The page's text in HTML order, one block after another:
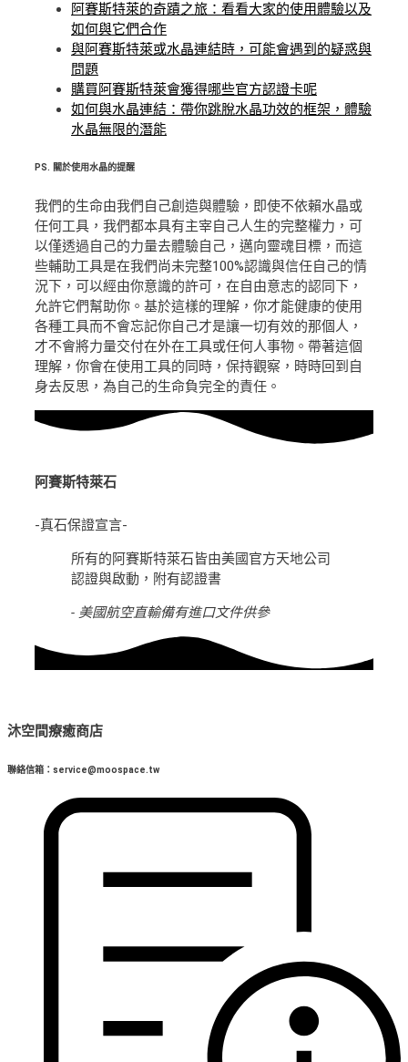
阿賽斯特萊的奇蹟之旅：看看大家的使用體驗以及
如何與它們合作
與阿賽斯特萊或水晶連結時，可能會遇到的疑惑與
問題
購買阿賽斯特萊會獲得哪些官方認證卡呢
如何與水晶連結：帶你跳脫水晶功效的框架，體驗
水晶無限的潛能
PS. 關於使用水晶的提醒
我們的生命由我們自己創造與體驗，即使不依賴水晶或
任何工具，我們都本具有主宰自己人生的完整權力，可
以僅透過自己的力量去體驗自己，邁向靈魂目標，而這
些輔助工具是在我們尚未完整100%認識與信任自己的情
況下，可以經由你意識的許可，在自由意志的認同下，
允許它們幫助你。基於這樣的理解，你才能健康的使用
各種工具而不會忘記你自己才是讓一切有效的那個人，
才不會將力量交付在外在工具或任何人事物。帶著這個
理解，你會在使用工具的同時，保持觀察，時時回到自
身去反思，為自己的生命負完全的責任。
阿賽斯特萊石
-真石保證宣言-
所有的阿賽斯特萊石皆由美國官方天地公司
認證與啟動，附有認證書
- 美國航空直輸備有進口文件供參
沐空間療癒商店
聯絡信箱：service@moospace.tw